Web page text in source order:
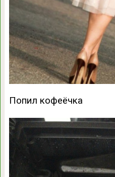
Попил кофеёчка